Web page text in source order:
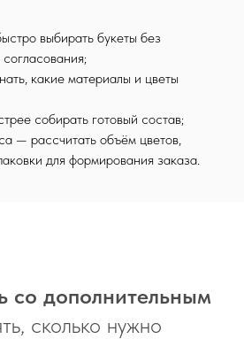
выбирать букеты без
какие материалы и цветы
собирать готовый состав;
— рассчитать объём цветов,
для формирования заказа.
со дополнительным
сколько нужно